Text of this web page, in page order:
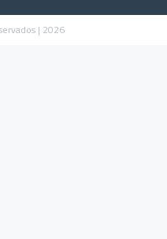
| 2026